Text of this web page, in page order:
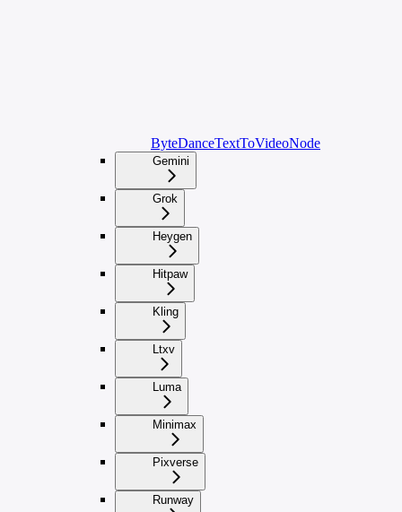
ByteDanceTextToVideoNode
Gemini
Grok
Heygen
Hitpaw
Kling
Ltxv
Luma
Minimax
Pixverse
Runway